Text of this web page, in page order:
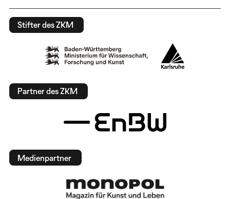
Stifter des ZKM
Partner des ZKM
Medienpartner